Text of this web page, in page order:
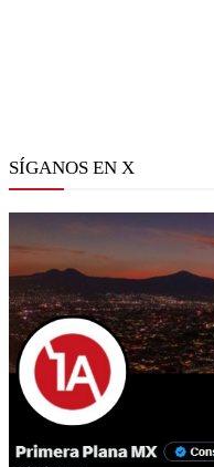
SÍGANOS EN X